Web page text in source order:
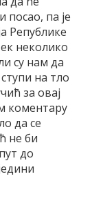
па је
Републике
неколико
су нам да
на тло
за овај
коментару
да се
не би
до